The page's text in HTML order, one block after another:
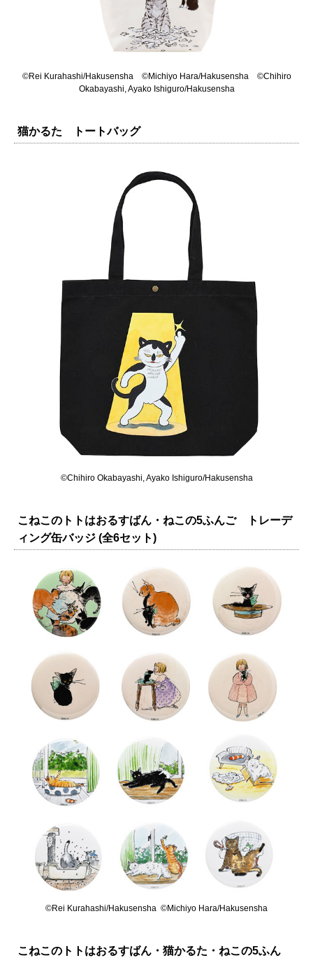
©Rei Kurahashi/Hakusensha ©Michiyo Hara/Hakusensha ©Chihiro
Okabayashi, Ayako Ishiguro/Hakusensha
猫かるた トートバッグ
©Chihiro Okabayashi, Ayako Ishiguro/Hakusensha
こねこのトトはおるすばん・ねこの5ふんご トレーデ
ィング缶バッジ (全6セット)
©Rei Kurahashi/Hakusensha ©Michiyo Hara/Hakusensha
こねこのトトはおるすばん・猫かるた・ねこの5ふん